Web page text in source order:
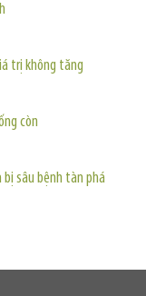
trị không tăng
còn
bị sâu bệnh tàn phá